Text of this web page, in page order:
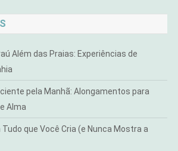
Além das Praias: Experiências de
pela Manhã: Alongamentos para
Alma
Tudo que Você Cria (e Nunca Mostra a